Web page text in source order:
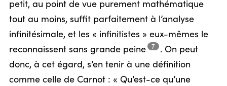
petit, au point de vue purement mathématique
tout au moins, suffit parfaitement à l’analyse
infinitésimale, et les « infinitistes » eux-mêmes le
reconnaissent sans grande peine 7 .On peut
donc, à cet égard, s’en tenir à une définition
comme celle de Carnot : « Qu’est-ce qu’une